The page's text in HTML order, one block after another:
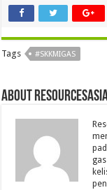
Tags #SKKMIGAS
About